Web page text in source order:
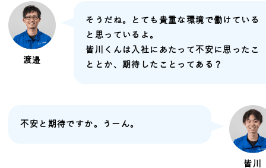
渡邉
そうだね。とても貴重な環境で働けている
と思っているよ。
皆川くんは入社にあたって不安に思ったこ
ととか、期待したことってある？
皆川
不安と期待ですか。うーん。